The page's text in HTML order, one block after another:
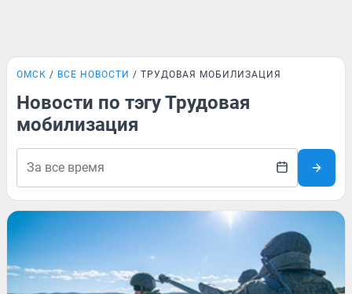
ОМСК ВСЕ НОВОСТИ ТРУДОВАЯ МОБИЛИЗАЦИЯ
Новости по тэгу Трудовая
мобилизация